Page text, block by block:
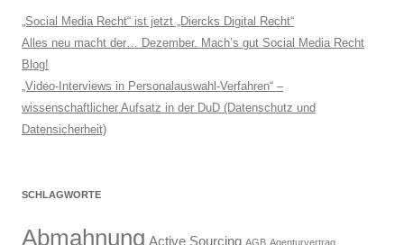
„Social Media Recht“ ist jetzt „Diercks Digital Recht“
Alles neu macht der… Dezember. Mach’s gut Social Media Recht
Blog!
„Video-Interviews in Personalauswahl-Verfahren“ –
wissenschaftlicher Aufsatz in der DuD (Datenschutz und
Datensicherheit)
SCHLAGWORTE
Abmahnung Active Sourcing AGB Agenturvertrag